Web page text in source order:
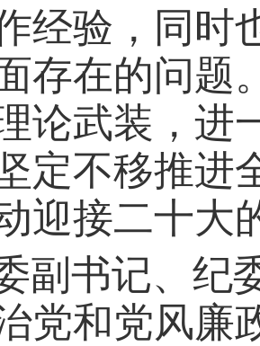
经验，同时
存在的问题
论武装，进
定不移推进
迎接二十大
副书记、纪
党和党风廉